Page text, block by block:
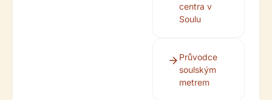
centra v
Soulu
Průvodce
soulským
metrem